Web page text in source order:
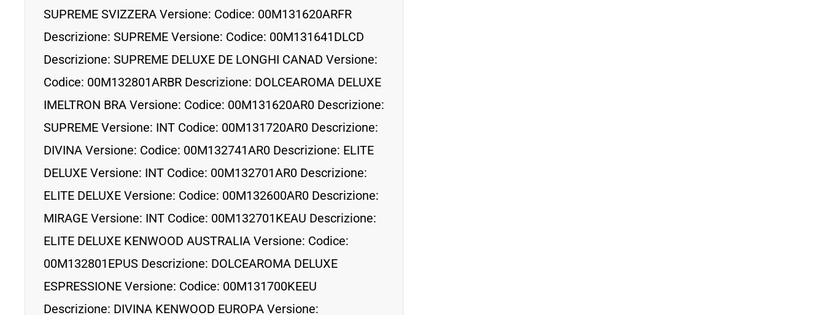
SUPREME SVIZZERA Versione: Codice: 00M131620ARFR
Descrizione: SUPREME Versione: Codice: 00M131641DLCD
Descrizione: SUPREME DELUXE DE LONGHI CANAD Versione:
Codice: 00M132801ARBR Descrizione: DOLCEAROMA DELUXE
IMELTRON BRA Versione: Codice: 00M131620AR0 Descrizione:
SUPREME Versione: INT Codice: 00M131720AR0 Descrizione:
DIVINA Versione: Codice: 00M132741AR0 Descrizione: ELITE
DELUXE Versione: INT Codice: 00M132701AR0 Descrizione:
ELITE DELUXE Versione: Codice: 00M132600AR0 Descrizione:
MIRAGE Versione: INT Codice: 00M132701KEAU Descrizione:
ELITE DELUXE KENWOOD AUSTRALIA Versione: Codice:
00M132801EPUS Descrizione: DOLCEAROMA DELUXE
ESPRESSIONE Versione: Codice: 00M131700KEEU
Descrizione: DIVINA KENWOOD EUROPA Versione: